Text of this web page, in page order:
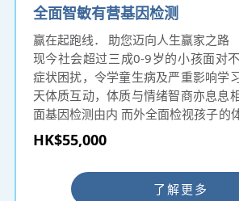
全面智敏有营基因检测
赢在起跑线． 助您迈向人生赢家之路
现今社会超过三成0-9岁的小孩面对
症状困扰，令学童生病及严重影响学
天体质互动，体质与情绪智商亦息息
面基因检测由内 而外全面检视孩子的
环境的敏感倾向，父母可为孩子未雨
达至身心健康快乐。
及早知道小朋友的基因，无疑能帮
恼，作出最好的选择！
HK$55,000
了解更多